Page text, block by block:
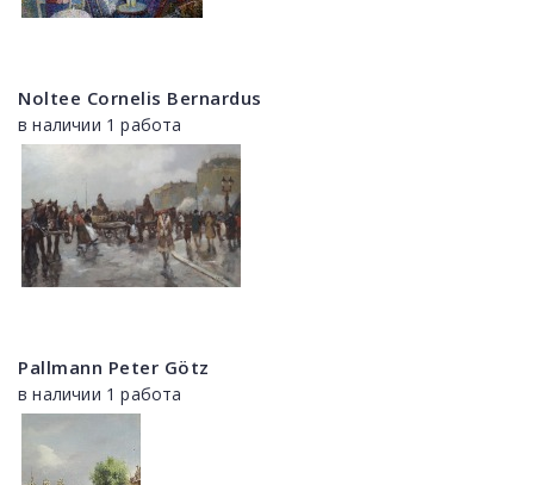
Noltee Cornelis Bernardus
в наличии 1 работа
Pallmann Peter Götz
в наличии 1 работа